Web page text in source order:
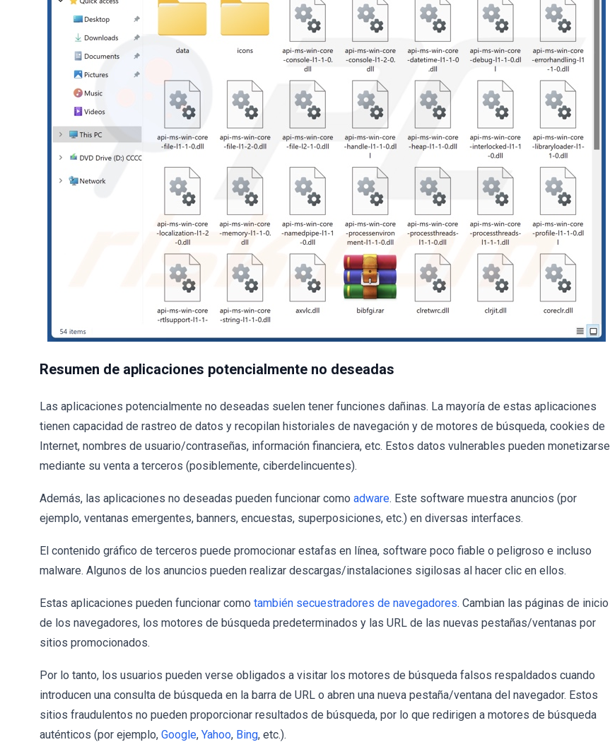
Resumen de aplicaciones potencialmente no deseadas
Las aplicaciones potencialmente no deseadas suelen tener funciones dañinas. La mayoría de estas aplicaciones
tienen capacidad de rastreo de datos y recopilan historiales de navegación y de motores de búsqueda, cookies de
Internet, nombres de usuario/contraseñas, información financiera, etc. Estos datos vulnerables pueden monetizarse
mediante su venta a terceros (posiblemente, ciberdelincuentes).
Además, las aplicaciones no deseadas pueden funcionar como adware. Este software muestra anuncios (por
ejemplo, ventanas emergentes, banners, encuestas, superposiciones, etc.) en diversas interfaces.
El contenido gráfico de terceros puede promocionar estafas en línea, software poco fiable o peligroso e incluso
malware. Algunos de los anuncios pueden realizar descargas/instalaciones sigilosas al hacer clic en ellos.
Estas aplicaciones pueden funcionar como también secuestradores de navegadores. Cambian las páginas de inicio
de los navegadores, los motores de búsqueda predeterminados y las URL de las nuevas pestañas/ventanas por
sitios promocionados.
Por lo tanto, los usuarios pueden verse obligados a visitar los motores de búsqueda falsos respaldados cuando
introducen una consulta de búsqueda en la barra de URL o abren una nueva pestaña/ventana del navegador. Estos
sitios fraudulentos no pueden proporcionar resultados de búsqueda, por lo que redirigen a motores de búsqueda
auténticos (por ejemplo, Google, Yahoo, Bing, etc.).